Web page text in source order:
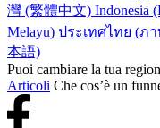
灣 (繁體中文) Indonesia
Melayu) ประเทศไทย (ภ
本語)
Puoi cambiare la tua
Articoli Che cos’è un